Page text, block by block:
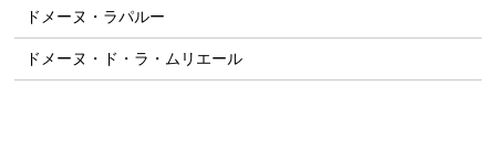
ドメーヌ・ラパルー
ドメーヌ・ド・ラ・ムリエール